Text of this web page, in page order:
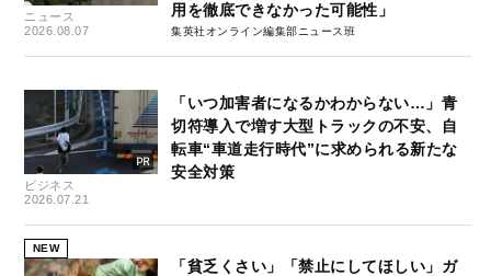
ニュース
2026.08.07
用を徹底できなかった可能性」
集英社オンライン編集部ニュース班
ビジネス
2026.07.21
「いつ加害者になるかわからない…」青
切符導入で増す大型トラックの不安、自
転車“車道走行時代”に求められる新たな
安全対策
NEW
「貧乏くさい」「禁止にしてほしい」ガ